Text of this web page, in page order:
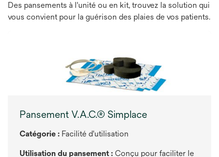
Des pansements à l'unité ou en kit, trouvez la solution qui
vous convient pour la guérison des plaies de vos patients.
Pansement V.A.C.® Simplace
Catégorie : Facilité d'utilisation
Utilisation du pansement : Conçu pour faciliter le